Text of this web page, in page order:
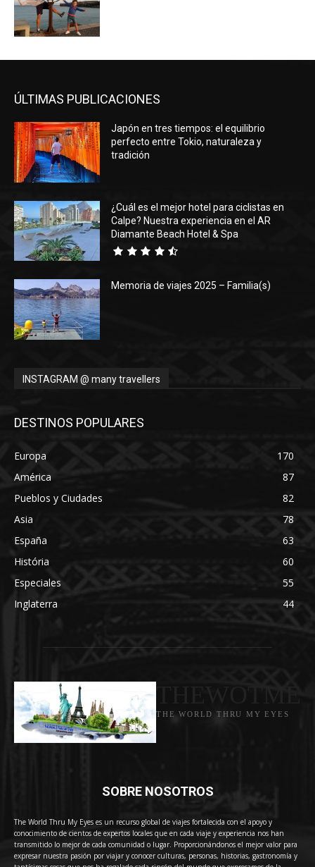
ÚLTIMAS PUBLICACIONES
Japón en tres tiempos: el equilibrio
perfecto entre Tokio, naturaleza y
tradición
¿Cuál es el mejor hotel para ciclistas en
Calpe? Nuestra experiencia en el AR
Diamante Beach Hotel & Spa
Memoria de viajes 2025 – Familia(s)
INSTAGRAM @ many travellers
DESTINOS POPULARES
Europa
170
América
87
Pueblos y Ciudades
82
Asia
78
España
63
História
60
Especiales
55
Inglaterra
44
THE WORLD THRU MY EYES
SOBRE NOSOTROS
The World Thru My Eyes es un recurso global de viajes fortalecida con el apoyo y
conocimiento de cientos de expertos locales que en cada viaje y experiencia nos han
transmitido lo mejor de cada comunidad o lugar. Proporcionándonos el mejor valor para
expresar nuestra pasión por viajar y conocer culturas, personas, historias, gastronomía y